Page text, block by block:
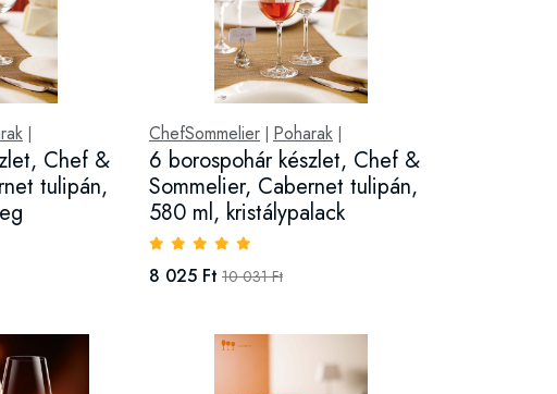
|
Chef &
tulipán,
ChefSommelier| Poharak|
6 borospohár készlet, Chef &
Sommelier, Cabernet tulipán,
580 ml, kristálypalack
8 025 Ft 10 031 Ft